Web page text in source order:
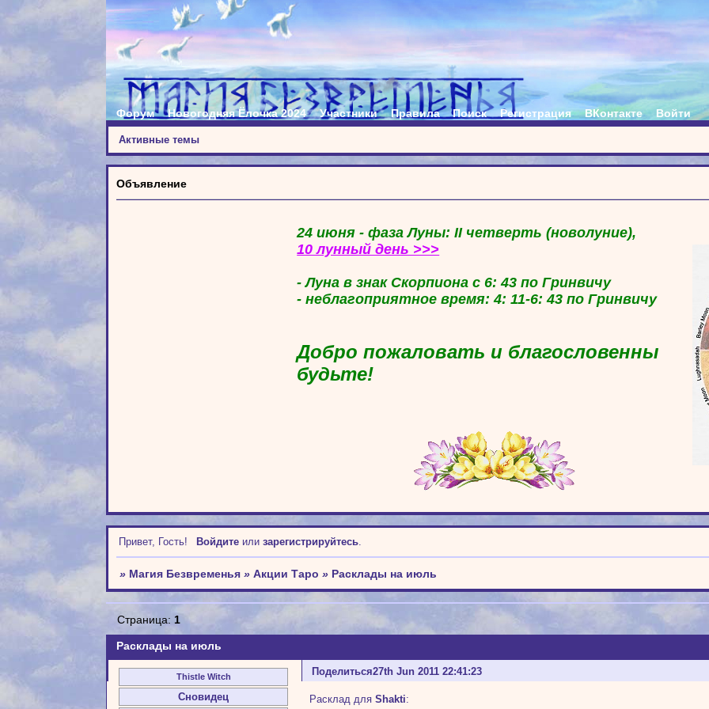
Форум Новогодняя Ёлочка 2024 Участники Правила Поиск Регистрация ВКонтакте Войти
Активные темы
Объявление
24 июня - фаза Луны: II четверть (новолуние),
10 лунный день >>>
- Луна в знак Скорпиона с 6: 43 по Гринвичу
- неблагоприятное время: 4: 11-6: 43 по Гринвичу
Добро пожаловать и благословенны
будьте!
Привет, Гость! Войдитеили зарегистрируйтесь.
» Магия Безвременья »Акции Таро » Расклады на июль
Расклады на июль
Страница: 1
Поделиться27th Jun 2011 22:41:23
Thistle Witch
Сновидец Расклад дляShakti: